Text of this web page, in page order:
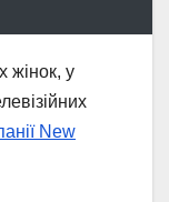
жінок, у
New